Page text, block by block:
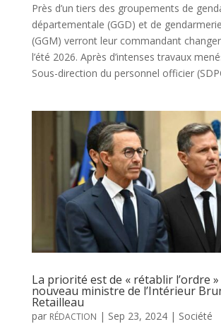
Près d’un tiers des groupements de
départementale (GGD) et de
(GGM) verront leur commandant
l’été 2026. Après d’intenses travaux
Sous-direction du personnel officier
La priorité est de « rétablir l’ordre
nouveau ministre de l’Intérieur
Retailleau
par RÉDACTION | Sep 23, 2024| Société